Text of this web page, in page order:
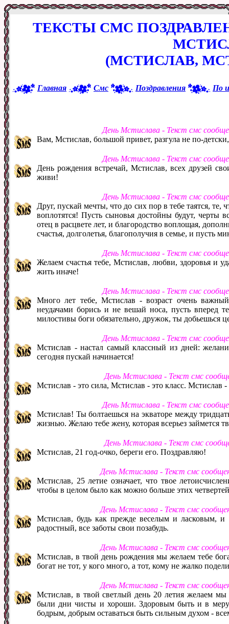
ТЕКСТЫ СМС
(МСТИСЛАВ,
Главная Смс Поздравления По
День Мстислава - Текст смс
Вам, Мстислав, большой привет, разгула не по-
День Мстислава - Текст смс
День рождения встречай, Мстислав, всех друзей
живи!
День Мстислава - Текст смс
Друг, пускай мечты, что до сих пор в тебе таятся,
воплотятся! Пусть сыновья достойны будут, черты
отец в расцвете лет, и благородство воплощая,
счастья, долголетья, благополучия в семье, и пусть
День Мстислава - Текст смс
Желаем счастья тебе, Мстислав, любви, здоровья и
жить иначе!
День Мстислава - Текст смс
Много лет тебе, Мстислав - возраст очень
неудачами борись и не вешай носа, пусть вперед
милостивы боги обязательно, дружок, ты
День Мстислава - Текст смс
Мстислав - настал самый классный из дней:
сегодня пускай начинается!
День Мстислава - Текст смс
Мстислав - это сила, Мстислав - это класс. Мстислав
День Мстислава - Текст смс
Мстислав! Ты болтаешься на экваторе между
жизнью. Желаю тебе жену, которая всерьез займется
День Мстислава - Текст смс
Мстислав, 21 год-очко, береги его. Поздравляю!
День Мстислава - Текст смс
Мстислав, 25 летие означает, что твое
чтобы в целом было как можно больше этих
День Мстислава - Текст смс
Мстислав, будь как прежде веселым и ласковым,
радостный, все заботы свои позабудь.
День Мстислава - Текст смс
Мстислав, в твой день рождения мы желаем тебе
богат не тот, у кого много, а тот, кому не жалко
День Мстислава - Текст смс
Мстислав, в твой светлый день 20 летия желаем
были дни чисты и хороши. Здоровым быть и в меру
бодрым, добрым оставаться быть сильным духом -